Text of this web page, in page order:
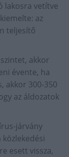
lakosra vetítve
az
teljesítő
akkor
évente, ha
akkor 300-350
az áldozatok
járvány
esett vissza,